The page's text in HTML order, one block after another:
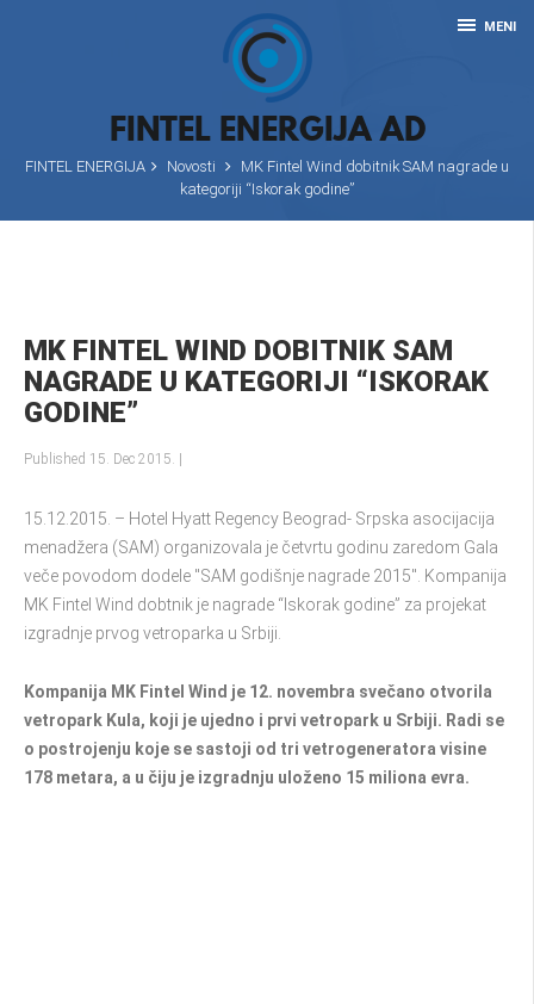
MENI
FINTEL ENERGIJA AD
FINTEL ENERGIJA Novosti
MK Fintel Wind dobitnik SAM nagrade u
kategoriji “Iskorak godine”
MK FINTEL WIND DOBITNIK SAM
NAGRADE U KATEGORIJI “ISKORAK
GODINE”
Published 15. Dec 2015.
15.12.2015. – Hotel Hyatt Regency Beograd- Srpska asocijacija
menadžera (SAM) organizovala je četvrtu godinu zaredom Gala
veče povodom dodele "SAM godišnje nagrade 2015". Kompanija
MK Fintel Wind dobtnik je nagrade “Iskorak godine” za projekat
izgradnje prvog vetroparka u Srbiji.
Kompanija MK Fintel Wind je 12. novembra svečano otvorila
vetropark Kula, koji je ujedno i prvi vetropark u Srbiji. Radi se
o postrojenju koje se sastoji od tri vetrogeneratora visine
178 metara, a u čiju je izgradnju uloženo 15 miliona evra.